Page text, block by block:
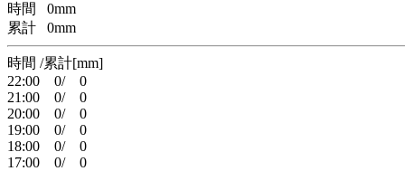
時間 0mm
累計 0mm
時間 /累計[mm]
22:00 0/ 0
21:00 0/ 0
20:00 0/ 0
19:00 0/ 0
18:00 0/ 0
17:00 0/ 0